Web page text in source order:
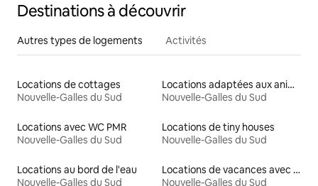
Destinations à découvrir
Autres types de logements Activités
Locations de cottages
Nouvelle-Galles du Sud
Locations adaptées aux animaux
Nouvelle-Galles du Sud
Locations avec WC PMR
Nouvelle-Galles du Sud
Locations de tiny houses
Nouvelle-Galles du Sud
Locations au bord de l'eau
Nouvelle-Galles du Sud
Locations de vacances avec piscine
Nouvelle-Galles du Sud